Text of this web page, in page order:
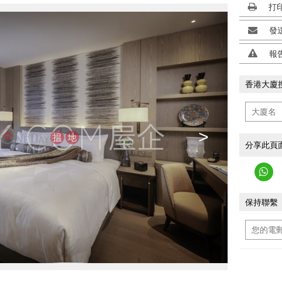
>
打
發
報
香港大廈
分享此頁
保持聯繫